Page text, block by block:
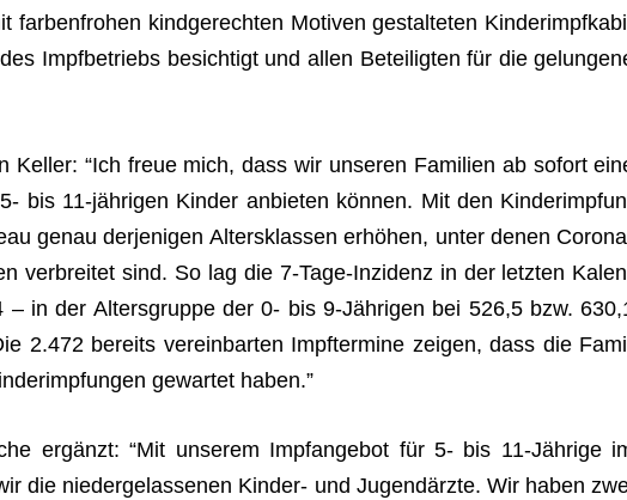
far­ben­fro­hen kind­ge­rech­ten Moti­ven gestal­te­ten
Impf­be­triebs besich­tigt und allen Betei­lig­ten für die
Kel­ler: “Ich freue mich, dass wir unse­ren Fami­lien ab sofort
bis 11-jäh­ri­gen Kin­der anbie­ten kön­nen. Mit den
genau der­je­ni­gen Alters­klas­sen erhö­hen, unter denen
ver­brei­tet sind. So lag die 7‑Tage-Inzi­denz in der letz­ten
in der Alters­gruppe der 0- bis 9‑Jährigen bei 526,5 bzw.
2.472 bereits ver­ein­bar­ten Impf­ter­mine zei­gen, dass die
gewar­tet haben.”
ergänzt: “Mit unse­rem Impf­an­ge­bot für 5- bis 11-Jäh­rige
die nie­der­ge­las­se­nen Kin­der- und Jugend­ärzte. Wir haben